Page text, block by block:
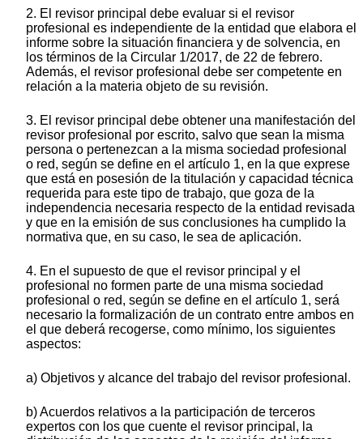
2. El revisor principal debe evaluar si el revisor
profesional es independiente de la entidad que elabora el
informe sobre la situación financiera y de solvencia, en
los términos de la Circular 1/2017, de 22 de febrero.
Además, el revisor profesional debe ser competente en
relación a la materia objeto de su revisión.
3. El revisor principal debe obtener una manifestación del
revisor profesional por escrito, salvo que sean la misma
persona o pertenezcan a la misma sociedad profesional
o red, según se define en el artículo 1, en la que exprese
que está en posesión de la titulación y capacidad técnica
requerida para este tipo de trabajo, que goza de la
independencia necesaria respecto de la entidad revisada
y que en la emisión de sus conclusiones ha cumplido la
normativa que, en su caso, le sea de aplicación.
4. En el supuesto de que el revisor principal y el
profesional no formen parte de una misma sociedad
profesional o red, según se define en el artículo 1, será
necesario la formalización de un contrato entre ambos en
el que deberá recogerse, como mínimo, los siguientes
aspectos:
a) Objetivos y alcance del trabajo del revisor profesional.
b) Acuerdos relativos a la participación de terceros
expertos con los que cuente el revisor principal, la